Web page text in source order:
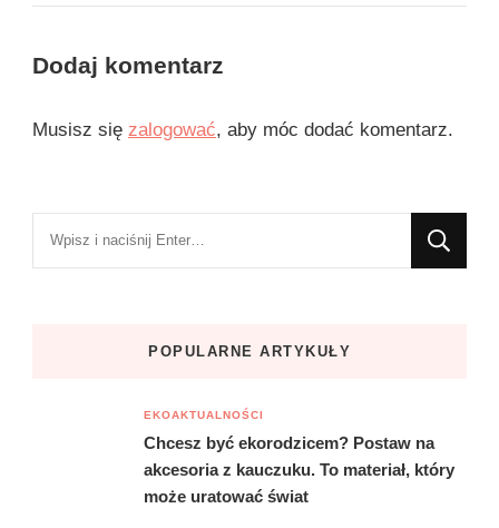
Dodaj komentarz
Musisz się zalogować, aby móc dodać komentarz.
POPULARNE ARTYKUŁY
EKOAKTUALNOŚCI
Chcesz być ekorodzicem? Postaw na
akcesoria z kauczuku. To materiał, który
może uratować świat